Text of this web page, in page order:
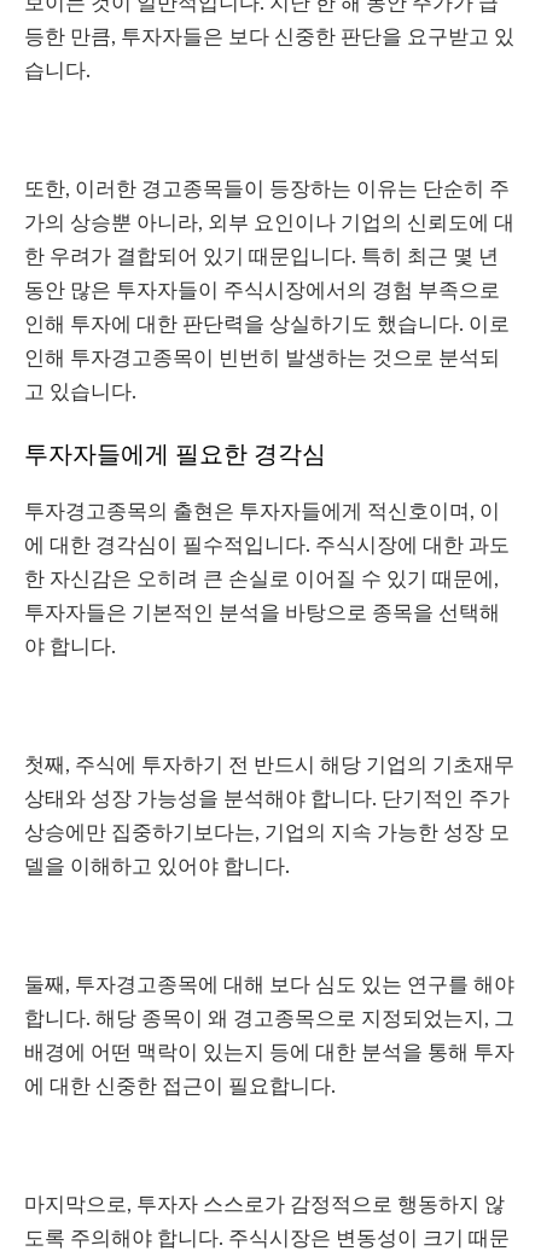
등한 만큼, 투자자들은 보다 신중한 판단을 요구받고 있
습니다.
또한, 이러한 경고종목들이 등장하는 이유는 단순히 주
가의 상승뿐 아니라, 외부 요인이나 기업의 신뢰도에 대
한 우려가 결합되어 있기 때문입니다. 특히 최근 몇 년
동안 많은 투자자들이 주식시장에서의 경험 부족으로
인해 투자에 대한 판단력을 상실하기도 했습니다. 이로
인해 투자경고종목이 빈번히 발생하는 것으로 분석되
고 있습니다.
투자자들에게 필요한 경각심
투자경고종목의 출현은 투자자들에게 적신호이며, 이
에 대한 경각심이 필수적입니다. 주식시장에 대한 과도
한 자신감은 오히려 큰 손실로 이어질 수 있기 때문에,
투자자들은 기본적인 분석을 바탕으로 종목을 선택해
야 합니다.
첫째, 주식에 투자하기 전 반드시 해당 기업의 기초재무
상태와 성장 가능성을 분석해야 합니다. 단기적인 주가
상승에만 집중하기보다는, 기업의 지속 가능한 성장 모
델을 이해하고 있어야 합니다.
둘째, 투자경고종목에 대해 보다 심도 있는 연구를 해야
합니다. 해당 종목이 왜 경고종목으로 지정되었는지, 그
배경에 어떤 맥락이 있는지 등에 대한 분석을 통해 투자
에 대한 신중한 접근이 필요합니다.
마지막으로, 투자자 스스로가 감정적으로 행동하지 않
도록 주의해야 합니다. 주식시장은 변동성이 크기 때문